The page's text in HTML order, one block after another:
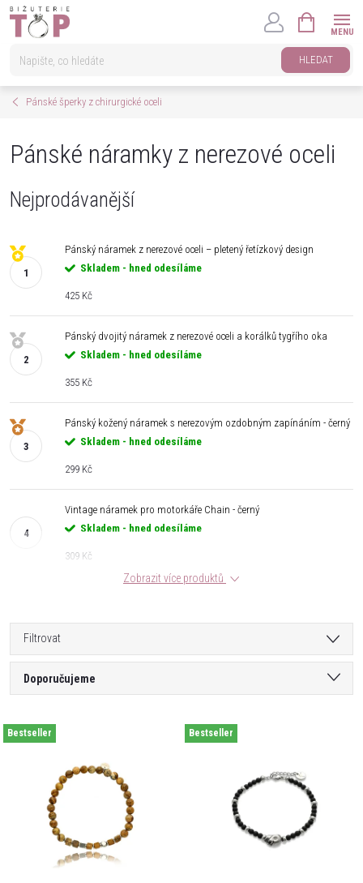
Přejít
HLEDAT
KOŠÍK
Pánské šperky z chirurgické oceli
Pánské náramky z nerezové oceli
Nejprodávanější
Pánský náramek z nerezové oceli – pletený řetízkový design
Skladem - hned odesíláme
425 Kč
Pánský dvojitý náramek z nerezové oceli a korálků tygřího oka
Skladem - hned odesíláme
355 Kč
Pánský kožený náramek s nerezovým ozdobným zapínáním - černý
Skladem - hned odesíláme
299 Kč
Vintage náramek pro motorkáře Chain - černý
Skladem - hned odesíláme
309 Kč
Zobrazit více produktů
Filtrovat
Ř
a
Doporučujeme
Nejdražší
Nejprodávanější
Abecedně
V
Bestseller Bestseller